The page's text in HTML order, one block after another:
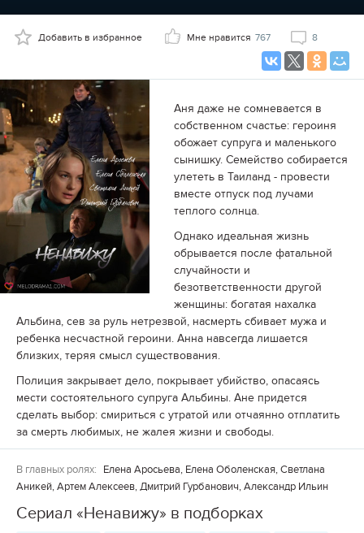
Добавить в избранное Мне нравится 767 8
Аня даже не сомневается в
собственном счастье: героиня
обожает супруга и маленького
сынишку. Семейство собирается
улететь в Таиланд - провести
вместе отпуск под лучами
теплого солнца.
Однако идеальная жизнь
обрывается после фатальной
случайности и
безответственности другой
женщины: богатая нахалка
Альбина, сев за руль нетрезвой, насмерть сбивает мужа и
ребенка несчастной героини. Анна навсегда лишается
близких, теряя смысл существования.
Полиция закрывает дело, покрывает убийство, опасаясь
мести состоятельного супруга Альбины. Ане придется
сделать выбор: смириться с утратой или отчаянно отплатить
за смерть любимых, не жалея жизни и свободы.
В главных ролях:
Елена Аросьева, Елена Оболенская, Светлана
Аникей, Артем Алексеев, Дмитрий Гурбанович, Александр Ильин
Сериал «Ненавижу» в подборках